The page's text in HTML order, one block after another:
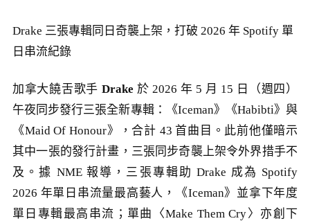
Drake 三張專輯同日奇襲上架，打破 2026 年 Spotify 單
日串流紀錄
加拿大饒舌歌手 Drake 於 2026 年 5 月 15 日（週四）
午夜同步發行三張全新專輯：《Iceman》《Habibti》與
《Maid Of Honour》，合計 43 首曲目。此前他僅暗示
其中一張的發行計畫，三張同步奇襲上架令外界措手不
及。據 NME 報導，三張專輯助 Drake 成為 Spotify
2026 年單日串流量最高藝人，《Iceman》並拿下年度
單日專輯最高串流；單曲〈Make Them Cry〉亦創下